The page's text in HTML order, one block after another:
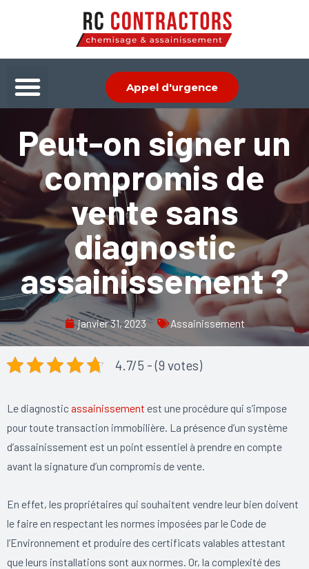
Menu Appel d'urgence
Peut-on signer un
compromis de
vente sans
diagnostic
assainissement ?
janvier 31, 2023 Assainissement
4.7/5 - (9 votes)
Le diagnostic assainissement est une procédure qui s’impose
pour toute transaction immobilière. La présence d’un système
d’assainissement est un point essentiel à prendre en compte
avant la signature d’un compromis de vente.
En effet, les propriétaires qui souhaitent vendre leur bien doivent
le faire en respectant les normes imposées par le Code de
l’Environnement et produire des certificats valables attestant
que leurs installations sont aux normes. Or, la complexité des